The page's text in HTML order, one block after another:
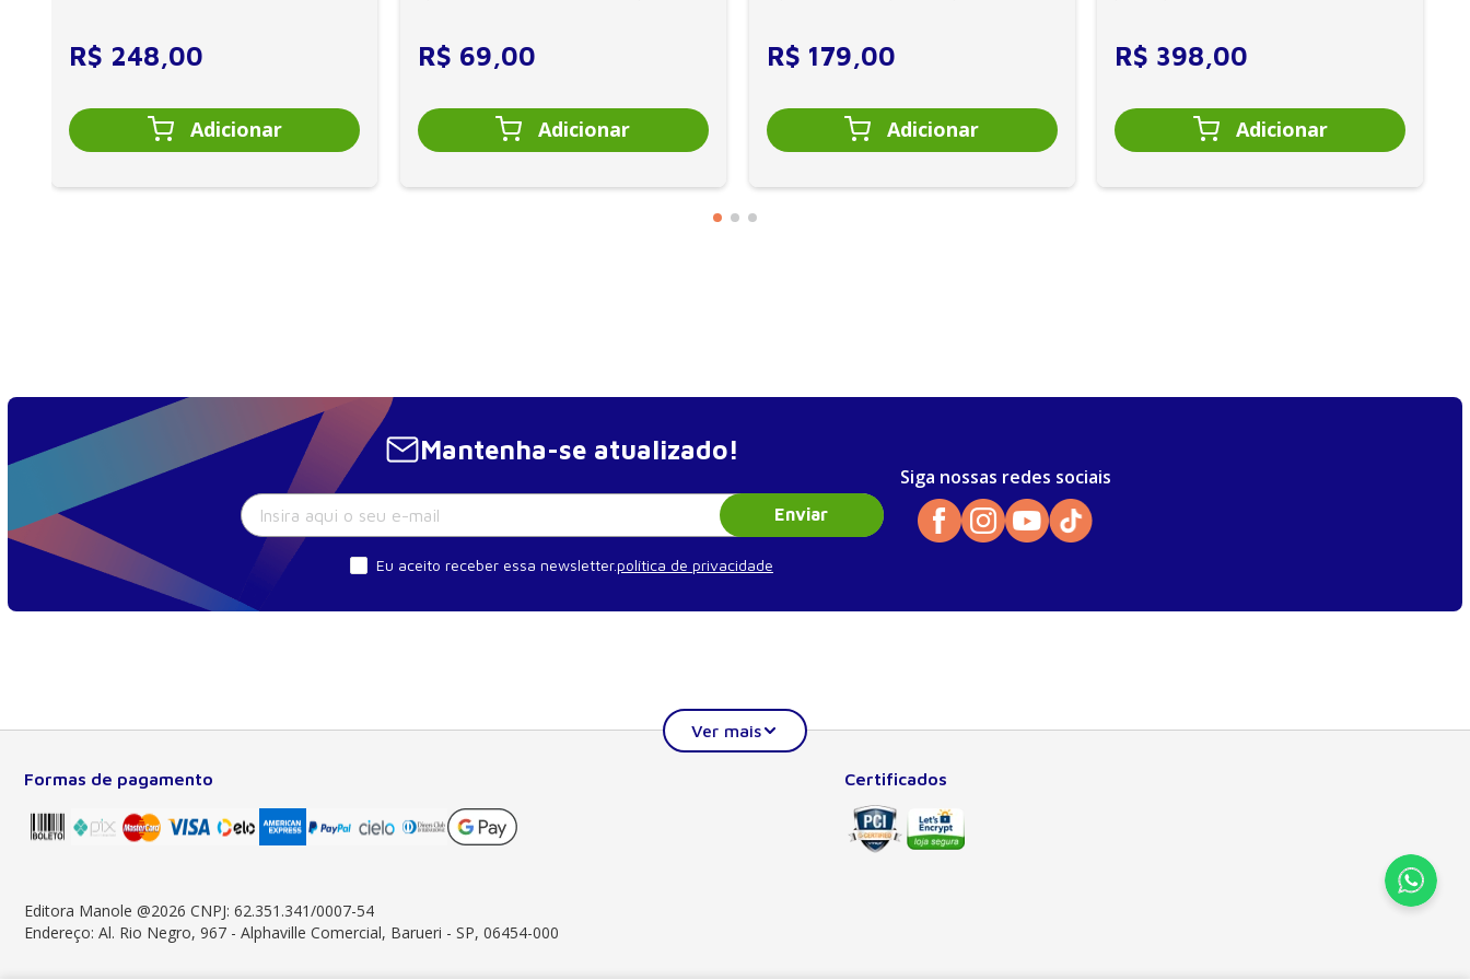
R$ 248,00 R$ 69,00 R$ 179,00 R$ 398,00
Mantenha-se atualizado!
Enviar
Eu aceito receber essa newsletter.política de privacidade
Siga nossas redes sociais
Sobre a Manole
Há 56 anos, a Manole evolui à frente das
tecnologias. Somos líderes em prover conteúdo
técnicas e profissionais.
Saiba mais
Blog
Ajuda
Minha conta
Meus pedidos
Formas de pagamento Certificados
Editora Manole @2026 CNPJ: 62.351.341/0007-54
Endereço: Al. Rio Negro, 967 - Alphaville Comercial, Barueri - SP, 06454-000